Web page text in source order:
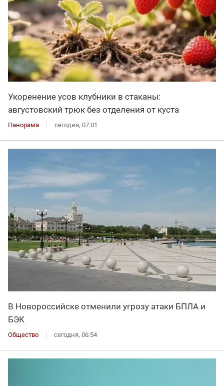
Укоренение усов клубники в стаканы:
августовский трюк без отделения от куста
Панорама сегодня, 07:01
В Новороссийске отменили угрозу атаки БПЛА и
БЭК
Общество сегодня, 06:54